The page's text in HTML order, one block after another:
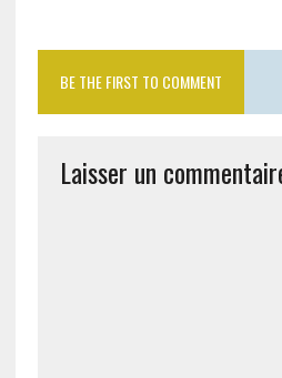
BE THE FIRST TO COMMENT
Laisser un